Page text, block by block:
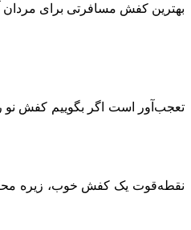
بهترین کفش مسافرتی برای مردان
تعجب‌آور است اگر بگوییم کفش نو
نقطه‌قوت یک کفش خوب، زیره